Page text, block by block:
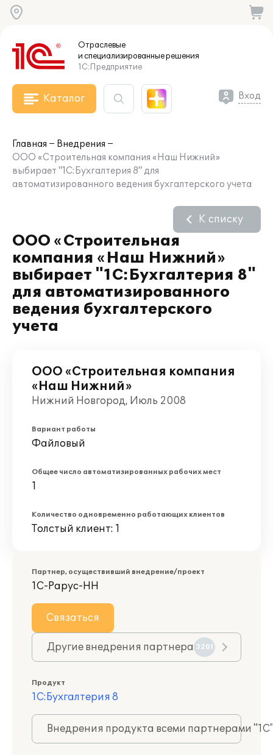
Отраслевые
и специализированныерешения
1С:Предприятие
Каталог Вход
Главная
Внедрения
ООО «Строительная компания «Наш Нижний»
выбирает "1С:Бухгалтерия 8" для
автоматизированного ведения бухгалтерского учета
ООО «Строительная
компания «Наш Нижний»
выбирает "1С:Бухгалтерия 8"
для автоматизированного
ведения бухгалтерского
учета
К списку
ООО «Строительная компания
«Наш Нижний»
Нижний Новгород, Июль 2008
Вариант работы
Файловый
Общее число автоматизированных рабочих мест
1
Количество одновременно работающих клиентов
Толстый клиент: 1
Партнер, осуществивший внедрение/проект
1С-Рарус-НН
Связаться
Другие внедрения партнера 3201
Продукт
1С:Бухгалтерия 8
Внедрения продукта всеми партнерами